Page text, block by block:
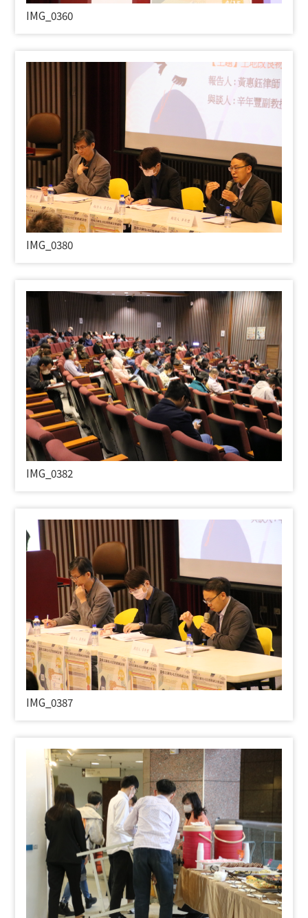
IMG_0360
IMG_0380
IMG_0382
IMG_0387